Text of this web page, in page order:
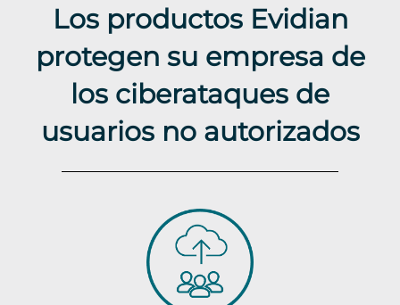
Los productos Evidian
protegen su empresa de
los ciberataques de
usuarios no autorizados